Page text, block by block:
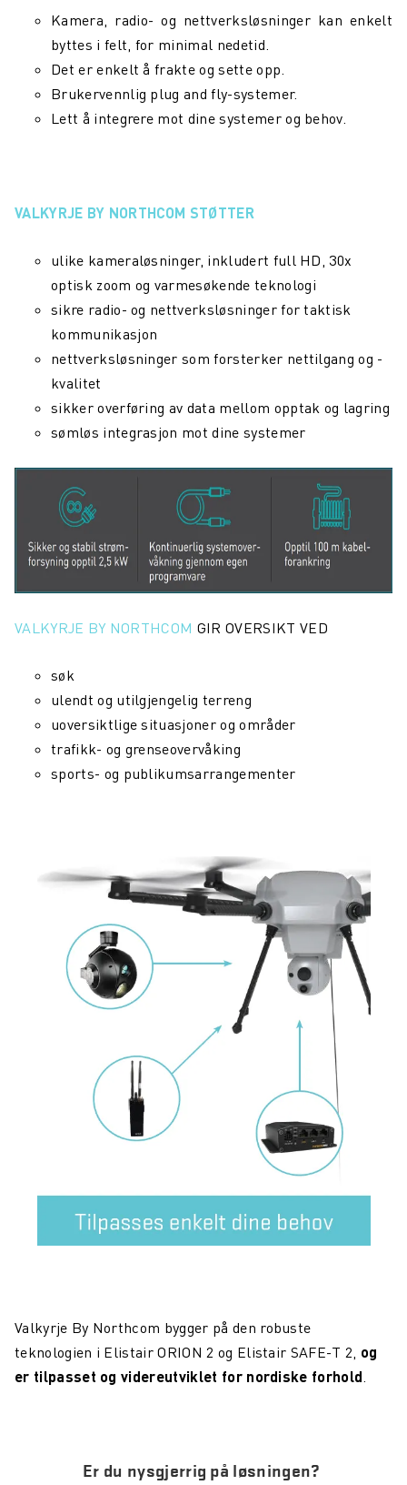
Kamera, radio- og nettverksløsninger kan enkelt
byttes i felt, for minimal nedetid.
Det er enkelt å frakte og sette opp.
Brukervennlig plug and fly-systemer.
Lett å integrere mot dine systemer og behov.
VALKYRJE BY NORTHCOM STØTTER
ulike kameraløsninger, inkludert full HD, 30x
optisk zoom og varmesøkende teknologi
sikre radio- og nettverksløsninger for taktisk
kommunikasjon
nettverksløsninger som forsterker nettilgang og -
kvalitet
sikker overføring av data mellom opptak og lagring
sømløs integrasjon mot dine systemer
VALKYRJE BY NORTHCOM GIR OVERSIKT VED
søk
ulendt og utilgjengelig terreng
uoversiktlige situasjoner og områder
trafikk- og grenseovervåking
sports- og publikumsarrangementer
Valkyrje By Northcom bygger på den robuste
teknologien i Elistair ORION 2 og Elistair SAFE-T 2, og
er tilpasset og videreutviklet for nordiske forhold.
Er du nysgjerrig på løsningen?